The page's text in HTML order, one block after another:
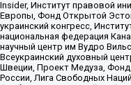
Insider, Институт правовой
Европы, Фонд Открытой
украинский конгресс,
национальная федерация
научный центр им Вудро
Всеукраинский духовный
Швеции, Проект Медуза,
России, Лига Свободных